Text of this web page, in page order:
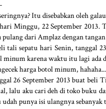
Itu disebabkan oleh
Minggu, 22 September 2013.
dari Amplaz dengan
tali sepatu hari Senin, tanggal
karena waktu itu lagi ada
harga botol minum,
26 September 2013 buat beli
lalu aku cari deh di toko buku
punya isi ulangnya